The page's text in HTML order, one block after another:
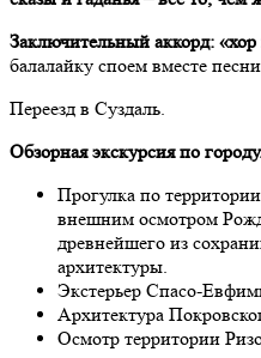
Заключительный аккорд:
балалайку споем вместе
Переезд в Суздаль.
Обзорная экскурсия по
Прогулка по
внешним осмотром
древнейшего из
архитектуры.
Экстерьер Спасо-
Архитектура
Осмотр территории